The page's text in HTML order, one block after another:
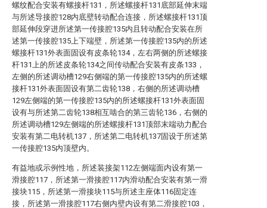
螺纹配合安装有螺接杆131，所述螺接杆131底部延伸末端
与所述导接腔128内底壁转动配合连接，所述螺接杆131顶
部延伸段穿进所述第一传接腔135内且转动配合安装在所
述第一传接腔135上下端壁，所述第一传接腔135内的所述
螺接杆131外表面固设有皮条轮134，左右两侧的所述螺接
杆131上的所述皮条轮134之间传动配合安装有皮条133，
左侧的所述调动槽129右侧端的第一传接腔135内的所述螺
接杆131外表面固设有第二齿轮138，右侧的所述调动槽
129左侧端的第一传接腔135内的所述螺接杆131外表面固
设有与所述第二齿轮138相互啮合的第三齿轮136，右侧的
所述调动槽129左侧端的所述螺接杆131顶部末端动力配合
安装有第二电转机137，所述第二电转机137固设于所述第
一传接腔135内顶壁内。
有益地或示例性地，所述装接架112左侧端面内设有第一
滑接腔117，所述第一滑接腔117内滑动配合安装有第一滑
接块115，所述第一滑接块115与所述主座体116固定连
接，所述第一滑接腔117右侧内壁内设有第二滑接腔103，